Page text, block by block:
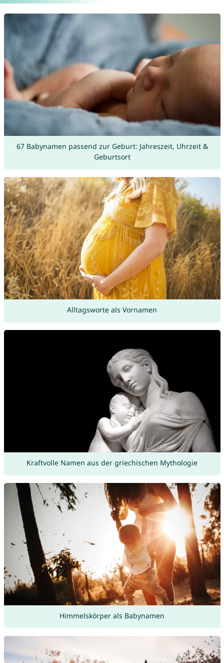
67 Babynamen passend zur Geburt: Jahreszeit, Uhrzeit &
Geburtsort
Alltagsworte als Vornamen
Kraftvolle Namen aus der griechischen Mythologie
Himmelskörper als Babynamen